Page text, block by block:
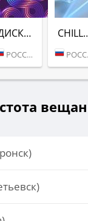
ДИСКАЧ 90-Х (DFM)
РОССИЯ (МОСКВА) РОССИЯ (МОСКВА)